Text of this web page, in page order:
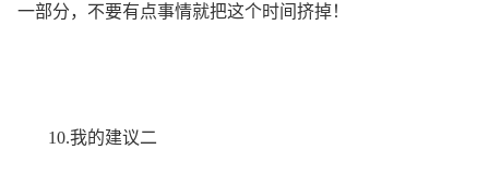
一部分，不要有点事情就把这个时间挤掉！
10.我的建议二